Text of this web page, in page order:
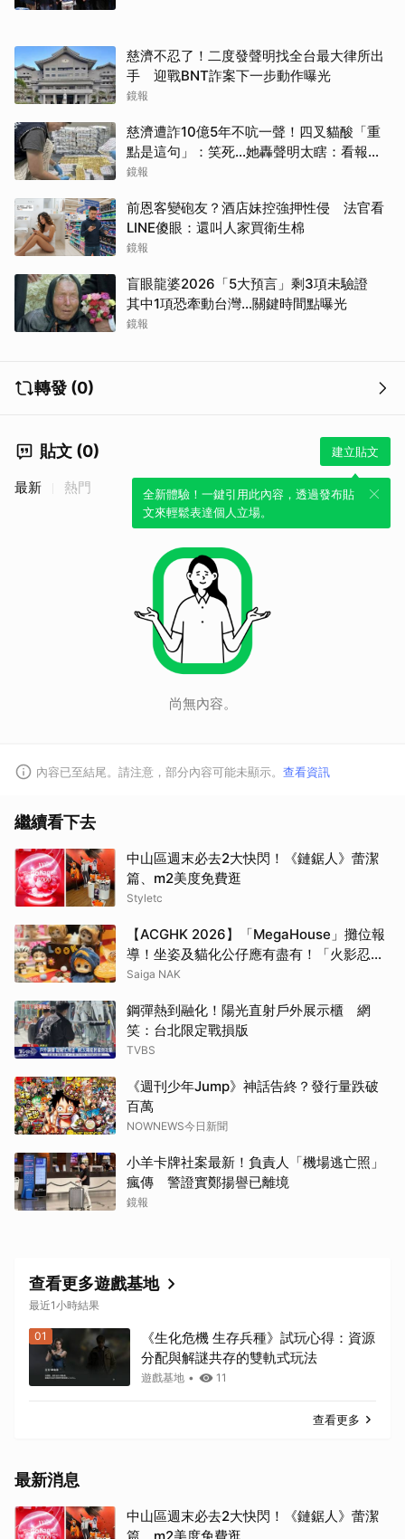
慈濟不忍了！二度發聲明找全台最大律所出
手 迎戰BNT詐案下一步動作曝光
鏡報
慈濟遭詐10億5年不吭一聲！四叉貓酸「重
點是這句」：笑死...她轟聲明太瞎：看報紙
才知被騙
鏡報
前恩客變砲友？酒店妹控強押性侵 法官看
LINE傻眼：還叫人家買衛生棉
鏡報
盲眼龍婆2026「5大預言」剩3項未驗證
其中1項恐牽動台灣...關鍵時間點曝光
鏡報
轉發 (0)
貼文 (0) 建立貼文
全新體驗！一鍵引用此內容，透過發布貼
文來輕鬆表達個人立場。
最新 熱門
尚無內容。
內容已至結尾。請注意，部分內容可能未顯示。 查看資訊
繼續看下去
中山區週末必去2大快閃！《鏈鋸人》蕾潔
篇、m2美度免費逛
Styletc
【ACGHK 2026】「MegaHouse」攤位報
導！坐姿及貓化公仔應有盡有！「火影忍
者」「咒術迴戰」等
Saiga NAK
鋼彈熱到融化！陽光直射戶外展示櫃 網
笑：台北限定戰損版
TVBS
《週刊少年Jump》神話告終？發行量跌破
百萬
NOWNEWS今日新聞
小羊卡牌社案最新！負責人「機場逃亡照」
瘋傳 警證實鄭揚譽已離境
鏡報
查看更多遊戲基地
最近1小時結果
01
《生化危機 生存兵種》試玩心得：資源
分配與解謎共存的雙軌式玩法
遊戲基地 • 11
查看更多
最新消息
中山區週末必去2大快閃！《鏈鋸人》蕾潔